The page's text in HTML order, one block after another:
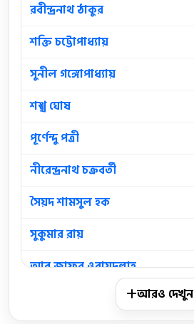
রবীন্দ্রনাথ ঠাকুর
শক্তি চট্টোপাধ্যায়
সুনীল গঙ্গোপাধ্যায়
শঙ্খ ঘোষ
পূর্ণেন্দু পত্রী
নীরেন্দ্রনাথ চক্রবর্তী
সৈয়দ শামসুল হক
সুকুমার রায়
আবু জাফর ওবায়দুল্লাহ
আরও দেখুন